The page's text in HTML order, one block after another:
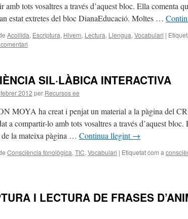
amb tots vosaltres a través d’aquest bloc. Ella comenta
estat extretes del bloc DianaEducació. Moltes …
Acollida, Escriptura, Hivern, Lectura, Llengua, Vocabulari |
SIL·LÀBICA INTERACTIVA
2012 per Recursos ee
MOYA ha creat i penjat un material a la pàgina del
a compartir-lo amb tots vosaltres a través d’aquest bloc.
de la mateixa pàgina … Continua llegint→
Consciència fonològica, TIC, Vocabulari | Etiquetat com a
I LECTURA DE FRASES